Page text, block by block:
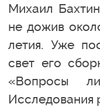
Михаил
не дожив
летия. Уже
свет его
«Вопросы
Исследования